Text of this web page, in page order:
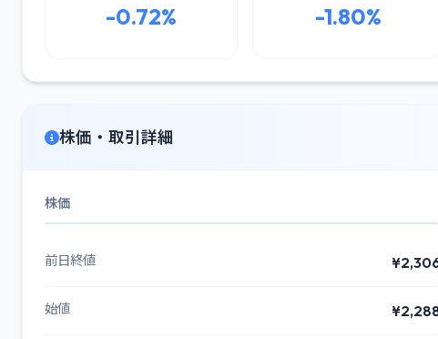
-0.72% -1.80%
株価・取引詳細
株価
前日終値
始値